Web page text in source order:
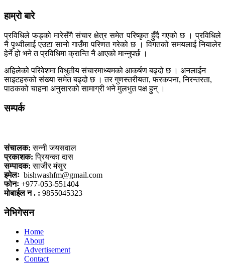
हाम्रो बारे
प्रविधिले फड्को मारेसँगै संचार क्षेत्र समेत परिष्कृत हुँदै गएको छ । प्रविधिले
नै पृथ्वीलाई एउटा सानो गाउँमा परिणत गरेको छ । विगतको समयलाई नियालेर
हेर्ने हो भने त प्रविधिमा क्रान्ति नै आएको मान्नुपर्छ ।
अहिलेको परिवेशमा विधुतीय संचारमाध्यमको आकर्षण बढ्दो छ । अनलाईन
साइटहरुको संख्या समेत बढ्दो छ । तर गुणस्तरीयता, फरकपना, निरन्तरता,
पाठकको चाहना अनुसारको सामाग्री भने मुलभुत पक्ष हुन् ।
सम्पर्क
संचालक: सन्नी जयसवाल
प्रकाशक: प्रियन्का दास
सम्पादक: साजीर मंसुर
इमेलः bishwashfm@gmail.com
फोनः +977-053-551404
मोबाईल न . : 9855045323
नेभिगेसन
Home
About
Advertisement
Contact